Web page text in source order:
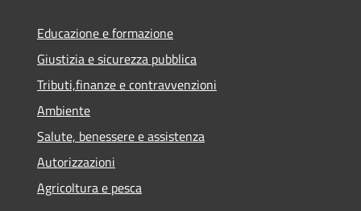
Educazione e formazione
Giustizia e sicurezza pubblica
Tributi,finanze e contravvenzioni
Ambiente
Salute, benessere e assistenza
Autorizzazioni
Agricoltura e pesca